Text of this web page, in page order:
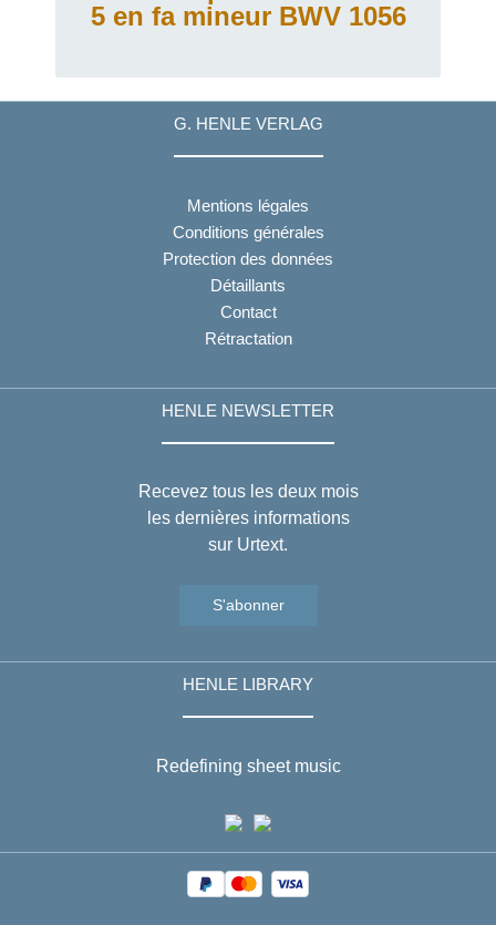
5 en fa mineur BWV 1056
G. HENLE VERLAG
Mentions légales
Conditions générales
Protection des données
Détaillants
Contact
Rétractation
HENLE NEWSLETTER
Recevez tous les deux mois
les dernières informations
sur Urtext.
S'abonner
HENLE LIBRARY
Redefining sheet music